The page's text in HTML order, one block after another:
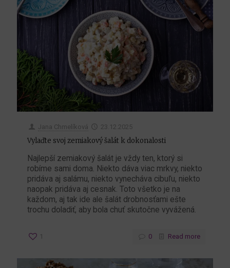
Jana Chmelíková 23.12.2025
Vylaďte svoj zemiakový šalát k dokonalosti
Najlepší zemiakový šalát je vždy ten, ktorý si
robíme sami doma. Niekto dáva viac mrkvy, niekto
pridáva aj salámu, niekto vynecháva cibuľu, niekto
naopak pridáva aj cesnak. Toto všetko je na
každom, aj tak ide ale šalát drobnosťami ešte
trochu doladiť, aby bola chuť skutočne vyvážená.
1 0 Read more